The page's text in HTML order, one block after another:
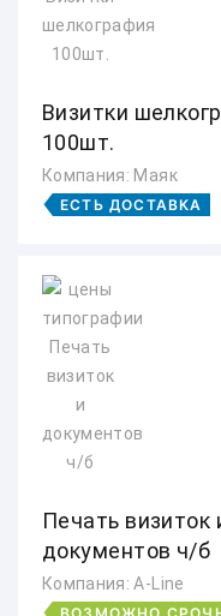
Визитки
100шт.
Компания: Маяк
ЕСТЬ ДОСТАВКА
Печать визиток
документов ч/б
Компания: A-Line